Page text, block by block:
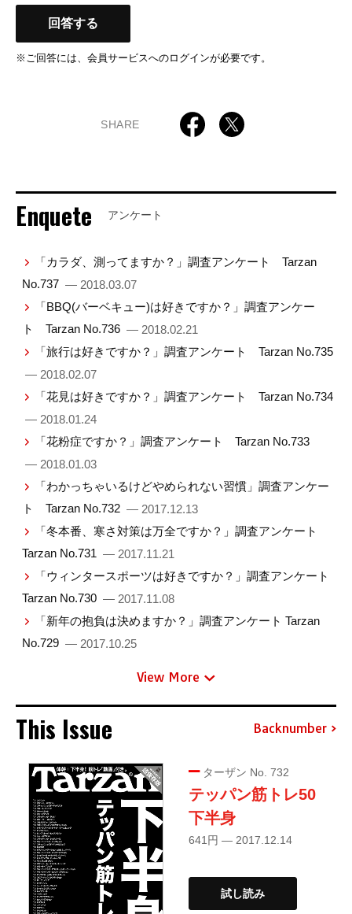
回答する
※ご回答には、会員サービスへのログインが必要です。
SHARE
Enquete アンケート
「カラダ、測ってますか？」調査アンケート Tarzan
No.737 — 2018.03.07
「BBQ(バーベキュー)は好きですか？」調査アンケー
ト Tarzan No.736 — 2018.02.21
「旅行は好きですか？」調査アンケート Tarzan No.735
— 2018.02.07
「花見は好きですか？」調査アンケート Tarzan No.734
— 2018.01.24
「花粉症ですか？」調査アンケート Tarzan No.733
— 2018.01.03
「わかっちゃいるけどやめられない習慣」調査アンケー
ト Tarzan No.732 — 2017.12.13
「冬本番、寒さ対策は万全ですか？」調査アンケート
Tarzan No.731 — 2017.11.21
「ウィンタースポーツは好きですか？」調査アンケート
Tarzan No.730 — 2017.11.08
「新年の抱負は決めますか？」調査アンケート Tarzan
No.729 — 2017.10.25
View More
This Issue Backnumber
ターザン No. 732
テッパン筋トレ50
下半身
641円 — 2017.12.14
試し読み